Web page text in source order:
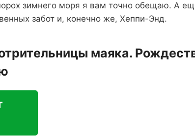
зимнего моря я вам точно обещаю. А
забот и, конечно же, Хеппи-Энд.
маяка.